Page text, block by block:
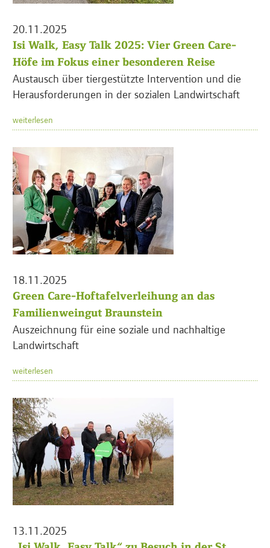
20.11.2025
Isi Walk, Easy Talk 2025: Vier Green Care-
Höfe im Fokus einer besonderen Reise
Austausch über tiergestützte Intervention und die
Herausforderungen in der sozialen Landwirtschaft
weiterlesen
18.11.2025
Green Care-Hoftafelverleihung an das
Familienweingut Braunstein
Auszeichnung für eine soziale und nachhaltige
Landwirtschaft
weiterlesen
13.11.2025